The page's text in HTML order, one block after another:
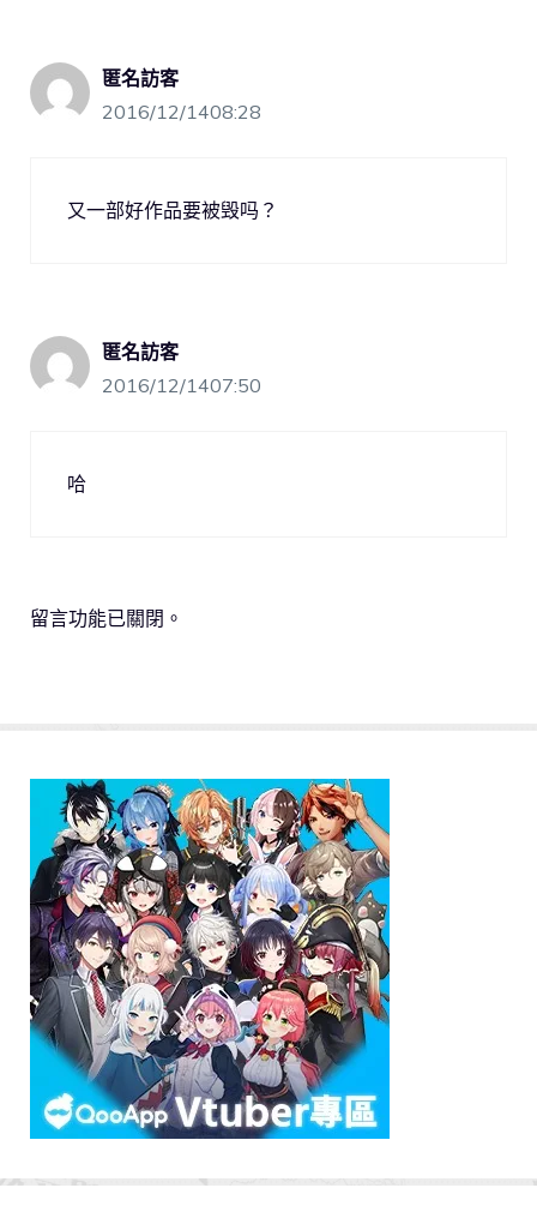
匿名訪客
2016/12/1408:28
又一部好作品要被毁吗？
匿名訪客
2016/12/1407:50
哈
留言功能已關閉。